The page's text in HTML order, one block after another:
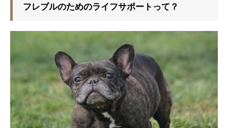
フレブルのためのライフサポートって？